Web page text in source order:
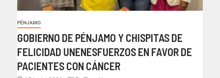
PÉNJAMO
GOBIERNO DE PÉNJAMO Y CHISPITAS DE
FELICIDAD UNENESFUERZOS EN FAVOR DE
PACIENTES CON CÁNCER